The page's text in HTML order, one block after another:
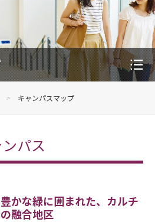
キャンパスマップ
パス
かな緑に囲まれた、カルチ
融合地区